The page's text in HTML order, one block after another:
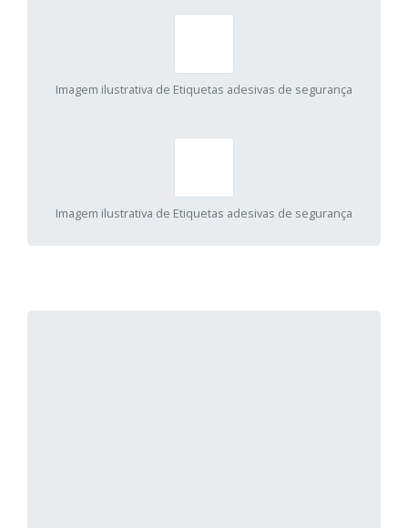
Imagem ilustrativa de Etiquetas adesivas de segurança
Imagem ilustrativa de Etiquetas adesivas de segurança